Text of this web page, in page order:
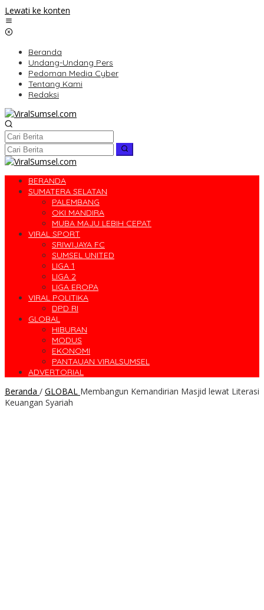
Lewati ke konten
Beranda
Undang-Undang Pers
Pedoman Media Cyber
Tentang Kami
Redaksi
BERANDA
SUMATERA SELATAN
PALEMBANG
OKI MANDIRA
MUBA MAJU LEBIH CEPAT
VIRAL SPORT
SRIWIJAYA FC
SUMSEL UNITED
LIGA 1
LIGA 2
LIGA EROPA
VIRAL POLITIKA
DPD RI
GLOBAL
HIBURAN
MODUS
EKONOMI
PANTAUAN VIRALSUMSEL
ADVERTORIAL
Beranda / GLOBAL Membangun Kemandirian Masjid lewat Literasi
Keuangan Syariah